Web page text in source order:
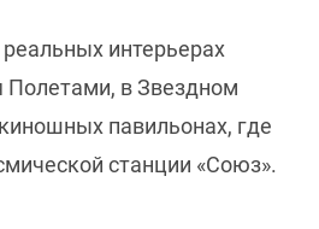
интерьерах
Полетами, в Звездном
павильонах, где
станции «Союз».